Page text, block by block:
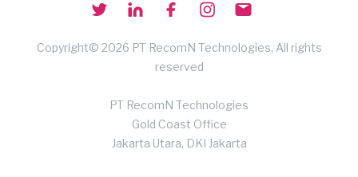
Copyright© 2026 PT RecomN Technologies, All rights
reserved
PT RecomN Technologies
Gold Coast Office
Jakarta Utara, DKI Jakarta